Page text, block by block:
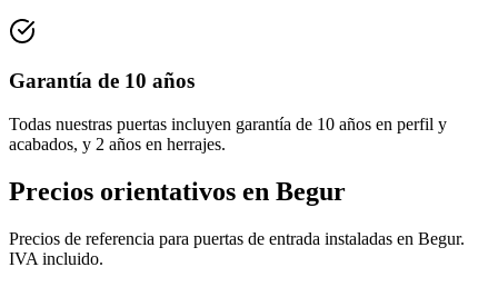
Garantía de 10 años
Todas nuestras puertas incluyen garantía de 10 años en perfil y
acabados, y 2 años en herrajes.
Precios orientativos en Begur
Precios de referencia para puertas de entrada instaladas en Begur.
IVA incluido.